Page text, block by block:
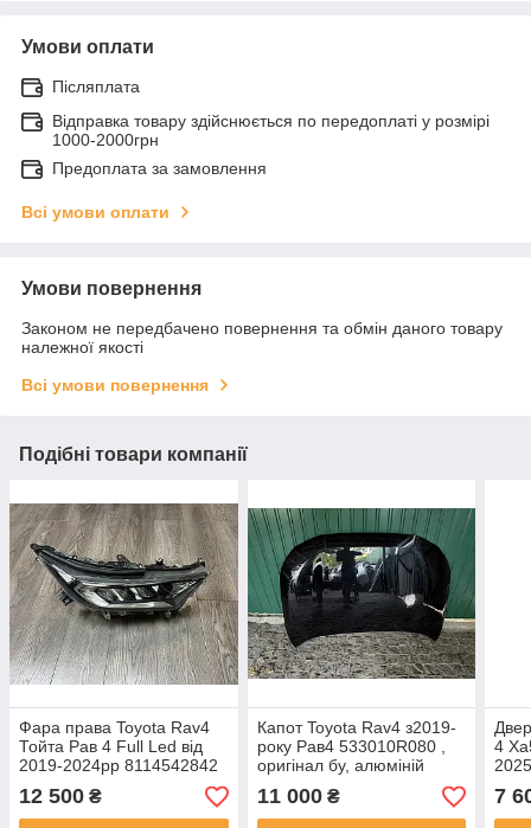
Умови оплати
Післяплата
Відправка товару здійснюється по передоплаті у розмірі
1000-2000грн
Предоплата за замовлення
Всі умови оплати
Умови повернення
Законом не передбачено повернення та обмін даного товару
належної якості
Всі умови повернення
Подібні товари компанії
Фара права Toyota Rav4
Тойта Рав 4 Full Led від
2019-2024рр 8114542842
оригінал бу
12 500 ₴
Капот Toyota Rav4 з2019-
року Рав4 533010R080 ,
оригінал бу, алюміній
виправлен мінімальний
дефект
11 000₴
4
(на
7